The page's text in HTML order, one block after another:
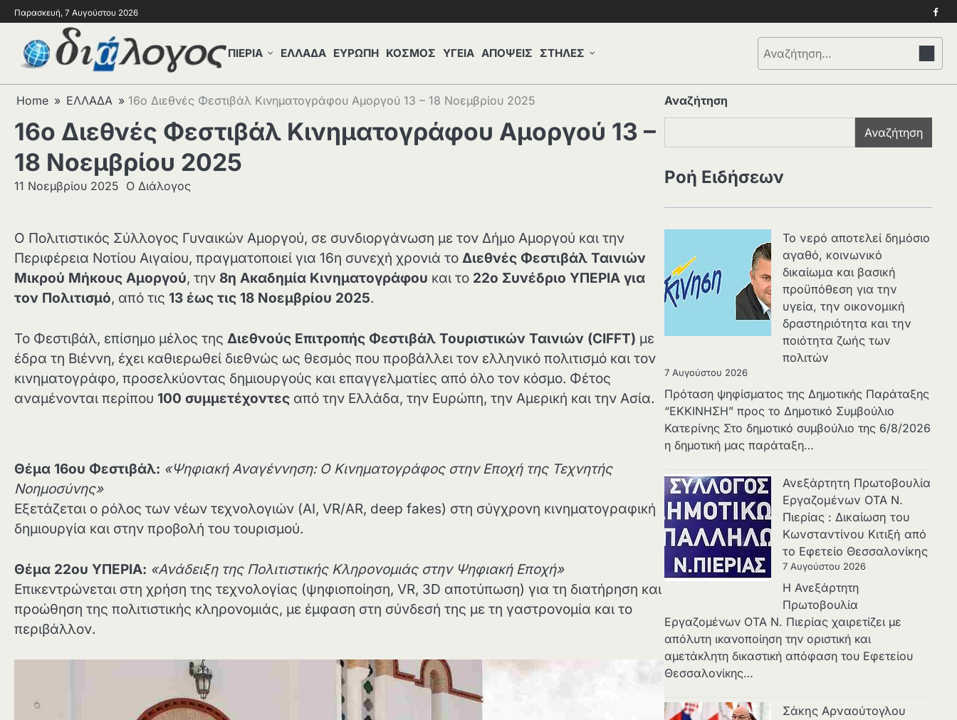
Παρασκευή, 7 Αυγούστου 2026
ΠΙΕΡΙΑ ΕΛΛΑΔΑ ΕΥΡΩΠΗ ΚΟΣΜΟΣ ΥΓΕΙΑ ΑΠΟΨΕΙΣ ΣΤΗΛΕΣ
Αναζήτηση
για:
Home ΕΛΛΑΔΑ 16ο Διεθνές Φεστιβάλ Κινηματογράφου Αμοργού 13 – 18 Νοεμβρίου 2025
16ο Διεθνές Φεστιβάλ Κινηματογράφου Αμοργού 13 –
18 Νοεμβρίου 2025
11 Νοεμβρίου 2025 Ο Διάλογος
Ο Πολιτιστικός Σύλλογος Γυναικών Αμοργού, σε συνδιοργάνωση με τον Δήμο Αμοργού και την
Περιφέρεια Νοτίου Αιγαίου, πραγματοποιεί για 16η συνεχή χρονιά το Διεθνές Φεστιβάλ Ταινιών
Μικρού Μήκους Αμοργού, την 8η Ακαδημία Κινηματογράφου και το 22ο Συνέδριο ΥΠΕΡΙΑ για
τον Πολιτισμό, από τις 13 έως τις 18 Νοεμβρίου 2025.
Το Φεστιβάλ, επίσημο μέλος της Διεθνούς Επιτροπής Φεστιβάλ Τουριστικών Ταινιών (CIFFT) με
έδρα τη Βιέννη, έχει καθιερωθεί διεθνώς ως θεσμός που προβάλλει τον ελληνικό πολιτισμό και τον
κινηματογράφο, προσελκύοντας δημιουργούς και επαγγελματίες από όλο τον κόσμο. Φέτος
αναμένονται περίπου 100 συμμετέχοντες από την Ελλάδα, την Ευρώπη, την Αμερική και την Ασία.
Θέμα 16ου Φεστιβάλ: «Ψηφιακή Αναγέννηση: Ο Κινηματογράφος στην Εποχή της Τεχνητής
Νοημοσύνης»
Εξετάζεται ο ρόλος των νέων τεχνολογιών (AI, VR/AR, deep fakes) στη σύγχρονη κινηματογραφική
δημιουργία και στην προβολή του τουρισμού.
Θέμα 22ου ΥΠΕΡΙΑ: «Ανάδειξη της Πολιτιστικής Κληρονομιάς στην Ψηφιακή Εποχή»
Επικεντρώνεται στη χρήση της τεχνολογίας (ψηφιοποίηση, VR, 3D αποτύπωση) για τη διατήρηση και
προώθηση της πολιτιστικής κληρονομιάς, με έμφαση στη σύνδεσή της με τη γαστρονομία και το
περιβάλλον.
Αναζήτηση
Αναζήτηση
Ροή Ειδήσεων
Το νερό αποτελεί δημόσιο
αγαθό, κοινωνικό
δικαίωμα και βασική
προϋπόθεση για την
υγεία, την οικονομική
δραστηριότητα και την
ποιότητα ζωής των
πολιτών
7 Αυγούστου 2026
Πρόταση ψηφίσματος της Δημοτικής Παράταξης
“ΕΚΚΙΝΗΣΗ” προς το Δημοτικό Συμβούλιο
Κατερίνης Στο δημοτικό συμβούλιο της 6/8/2026
η δημοτική μας παράταξη…
Ανεξάρτητη Πρωτοβουλία
Εργαζομένων ΟΤΑ Ν.
Πιερίας : Δικαίωση του
Κωνσταντίνου Κιτιξή από
το Εφετείο Θεσσαλονίκης
7 Αυγούστου 2026
Η Ανεξάρτητη
Πρωτοβουλία
Εργαζομένων ΟΤΑ Ν. Πιερίας χαιρετίζει με
απόλυτη ικανοποίηση την οριστική και
αμετάκλητη δικαστική απόφαση του Εφετείου
Θεσσαλονίκης…
Σάκης Αρναούτογλου